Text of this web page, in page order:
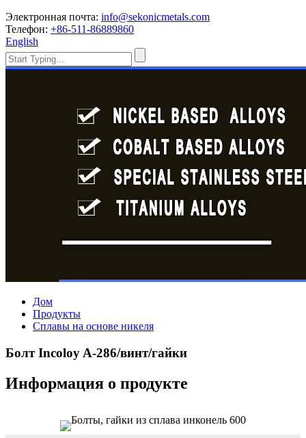
Электронная почта: info@sekonicmetals.com
Телефон: +86-511-86889860
English
Дом
Продукты
Сплавы на основе никеля
Болт Incoloy A-286/винт/гайки
Информация о продукте